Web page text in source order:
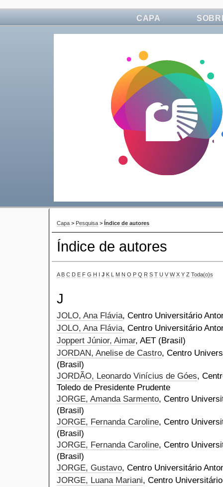
CAPA
Capa > Pesquisa > Índice de autores
Índice de autores
A B C D E F G H I J K L M N O P Q R S T U V W X Y Z Toda(o)s
J
JOLO, Ana Flávia, Centro Universitário
JOLO, Ana Flávia, Centro Universitário
Joppert Júnior, Aimar, AET (Brasil)
JORDAN, Anelise de Castro, Centro
(Brasil)
JORDÃO, Leonardo Vinícius de Góes,
Toledo de Presidente Prudente
JORGE, Amanda Sarmento, Centro
(Brasil)
JORGE, Fernanda Caroline, Centro
(Brasil)
JORGE, Fernanda Caroline, Centro
(Brasil)
JORGE, Gustavo, Centro Universitário
JORGE, Luana Mariani, Centro